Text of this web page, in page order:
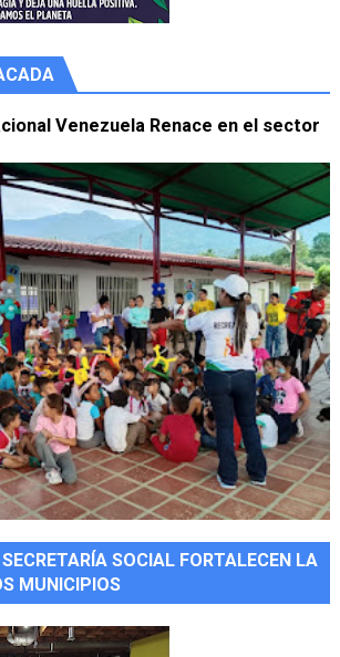
Venezuela Renace en el sector
SOCIAL FORTALECEN LA
MUNICIPIOS